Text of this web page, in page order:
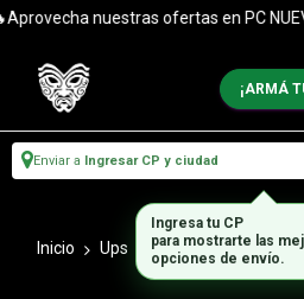
nuestras ofertas en PC
¡ARMÁ
Enviar a Ingresar CP y ciudad
Inicio Ups Equipos Ups
Ingresa tu CP
para mostrarte las
opciones de envío.